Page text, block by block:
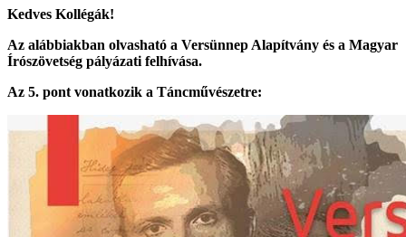
Kedves Kollégák!
Az alábbiakban olvasható a Versünnep Alapítvány és a Magyar
Írószövetség pályázati felhívása.
Az 5. pont vonatkozik a Táncművészetre: